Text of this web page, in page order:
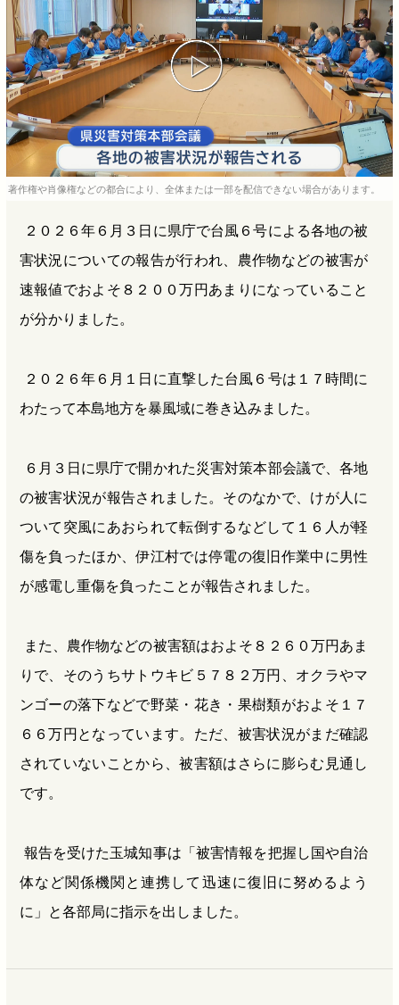
o
o
k
s
著作権や肖像権などの都合により、全体または一部を配信できない場合があります。
２０２６年６月３日に県庁で台風６号による各地の被
害状況についての報告が行われ、農作物などの被害が
速報値でおよそ８２００万円あまりになっていること
が分かりました。
２０２６年６月１日に直撃した台風６号は１７時間に
わたって本島地方を暴風域に巻き込みました。
６月３日に県庁で開かれた災害対策本部会議で、各地
の被害状況が報告されました。そのなかで、けが人に
ついて突風にあおられて転倒するなどして１６人が軽
傷を負ったほか、伊江村では停電の復旧作業中に男性
が感電し重傷を負ったことが報告されました。
また、農作物などの被害額はおよそ８２６０万円あま
りで、そのうちサトウキビ５７８２万円、オクラやマ
ンゴーの落下などで野菜・花き・果樹類がおよそ１７
６６万円となっています。ただ、被害状況がまだ確認
されていないことから、被害額はさらに膨らむ見通し
です。
報告を受けた玉城知事は「被害情報を把握し国や自治
体など関係機関と連携して迅速に復旧に努めるよう
に」と各部局に指示を出しました。